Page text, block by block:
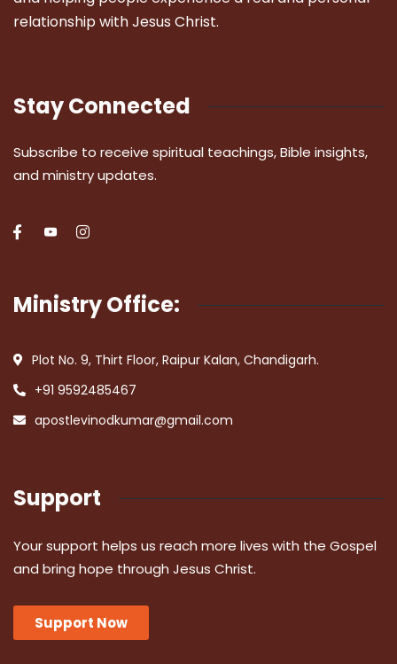
relationship with Jesus Christ.
Stay Connected
Subscribe to receive spiritual teachings, Bible insights,
and ministry updates.
Ministry Office:
Plot No. 9, Thirt Floor, Raipur Kalan, Chandigarh.
+91 9592485467
apostlevinodkumar@gmail.com
Support
Your support helps us reach more lives with the Gospel
and bring hope through Jesus Christ.
Support Now